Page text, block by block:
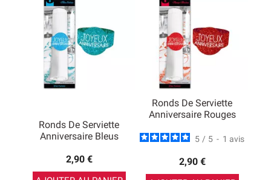
Ronds De Serviette
Anniversaire Bleus
2,90 €
Ronds De Serviette
Anniversaire Rouges
5 / 5 - 1 avis
2,90 €